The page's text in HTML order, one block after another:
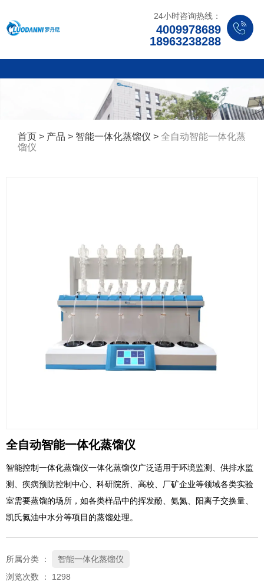
24小时咨询热线：
4009978689
18963238288
首页 > 产品 > 智能一体化蒸馏仪 > 全自动智能一体化蒸
馏仪
全自动智能一体化蒸馏仪
智能控制一体化蒸馏仪一体化蒸馏仪广泛适用于环境监测、供排水监
测、疾病预防控制中心、科研院所、高校、厂矿企业等领域各类实验
室需要蒸馏的场所，如各类样品中的挥发酚、氨氮、阳离子交换量、
凯氏氮油中水分等项目的蒸馏处理。
所属分类 ：
智能一体化蒸馏仪
浏览次数 ： 1298